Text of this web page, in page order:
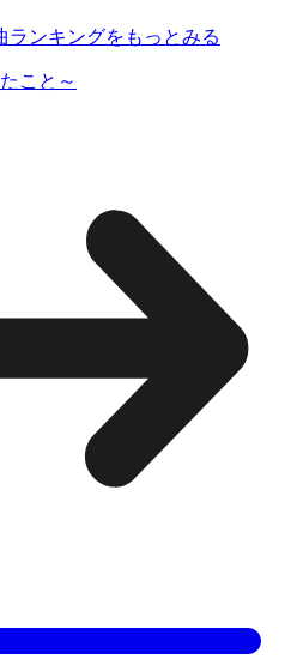
ランキングをもっとみる
こと～